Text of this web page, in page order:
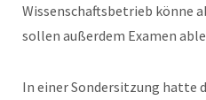
Wissenschaftsbetrieb könne
sollen außerdem Examen
In einer Sondersitzung hatte